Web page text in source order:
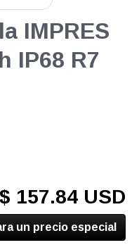
IMPRES
IP68 R7
$ 157.84 USD
un precio especial